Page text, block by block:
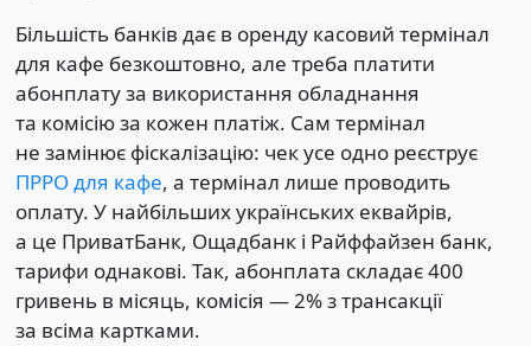
Більшість банків дає в оренду касовий термінал
для кафе безкоштовно, але треба платити
абонплату за використання обладнання
та комісію за кожен платіж. Сам термінал
не замінює фіскалізацію: чек усе одно реєструє
ПРРО для кафе, а термінал лише проводить
оплату. У найбільших українських еквайрів,
а це ПриватБанк, Ощадбанк і Райффайзен банк,
тарифи однакові. Так, абонплата складає 400
гривень в місяць, комісія — 2% з трансакції
за всіма картками.